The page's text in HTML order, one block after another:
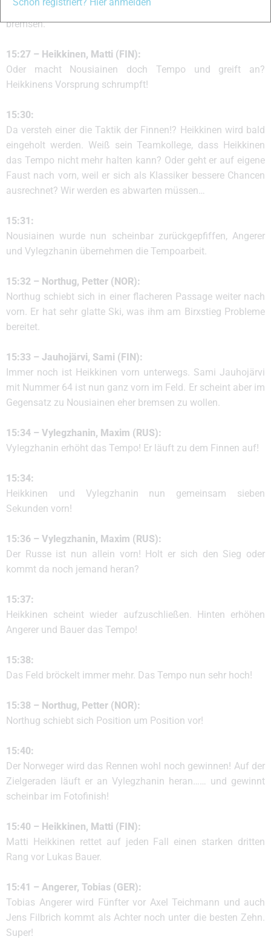
Verfolger. Offenbar soll er für seinen Kollegen das Feld
bremsen.
15:27 – Heikkinen, Matti (FIN):
Oder macht Nousiainen doch Tempo und greift an?
Heikkinens Vorsprung schrumpft!
15:30:
Da versteh einer die Taktik der Finnen!? Heikkinen wird bald
eingeholt werden. Weiß sein Teamkollege, dass Heikkinen
das Tempo nicht mehr halten kann? Oder geht er auf eigene
Faust nach vorn, weil er sich als Klassiker bessere Chancen
ausrechnet? Wir werden es abwarten müssen…
15:31:
Nousiainen wurde nun scheinbar zurückgepfiffen, Angerer
und Vylegzhanin übernehmen die Tempoarbeit.
15:32 – Northug, Petter (NOR):
Northug schiebt sich in einer flacheren Passage weiter nach
vorn. Er hat sehr glatte Ski, was ihm am Birxstieg Probleme
bereitet.
15:33 – Jauhojärvi, Sami (FIN):
Immer noch ist Heikkinen vorn unterwegs. Sami Jauhojärvi
mit Nummer 64 ist nun ganz vorn im Feld. Er scheint aber im
Gegensatz zu Nousiainen eher bremsen zu wollen.
15:34 – Vylegzhanin, Maxim (RUS):
Vylegzhanin erhöht das Tempo! Er läuft zu dem Finnen auf!
15:34:
Heikkinen und Vylegzhanin nun gemeinsam sieben
Sekunden vorn!
15:36 – Vylegzhanin, Maxim (RUS):
Der Russe ist nun allein vorn! Holt er sich den Sieg oder
kommt da noch jemand heran?
15:37:
Heikkinen scheint wieder aufzuschließen. Hinten erhöhen
Angerer und Bauer das Tempo!
15:38:
Das Feld bröckelt immer mehr. Das Tempo nun sehr hoch!
15:38 – Northug, Petter (NOR):
Northug schiebt sich Position um Position vor!
15:40:
Der Norweger wird das Rennen wohl noch gewinnen! Auf der
Zielgeraden läuft er an Vylegzhanin heran…… und gewinnt
scheinbar im Fotofinish!
15:40 – Heikkinen, Matti (FIN):
Matti Heikkinen rettet auf jeden Fall einen starken dritten
Rang vor Lukas Bauer.
15:41 – Angerer, Tobias (GER):
Tobias Angerer wird Fünfter vor Axel Teichmann und auch
Jens Filbrich kommt als Achter noch unter die besten Zehn.
Super!